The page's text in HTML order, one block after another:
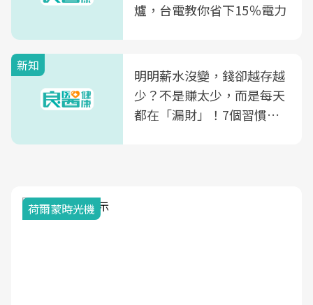
爐，台電教你省下15％電力
新知
明明薪水沒變，錢卻越存越
少？不是賺太少，而是每天
都在「漏財」！7個習慣一
荷爾蒙時光機